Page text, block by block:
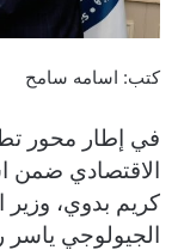
كتب: اسامه سامح
في إطار محور
الاقتصادي ضمن
كريم بدوي، وزير
الجيولوجي ياسر